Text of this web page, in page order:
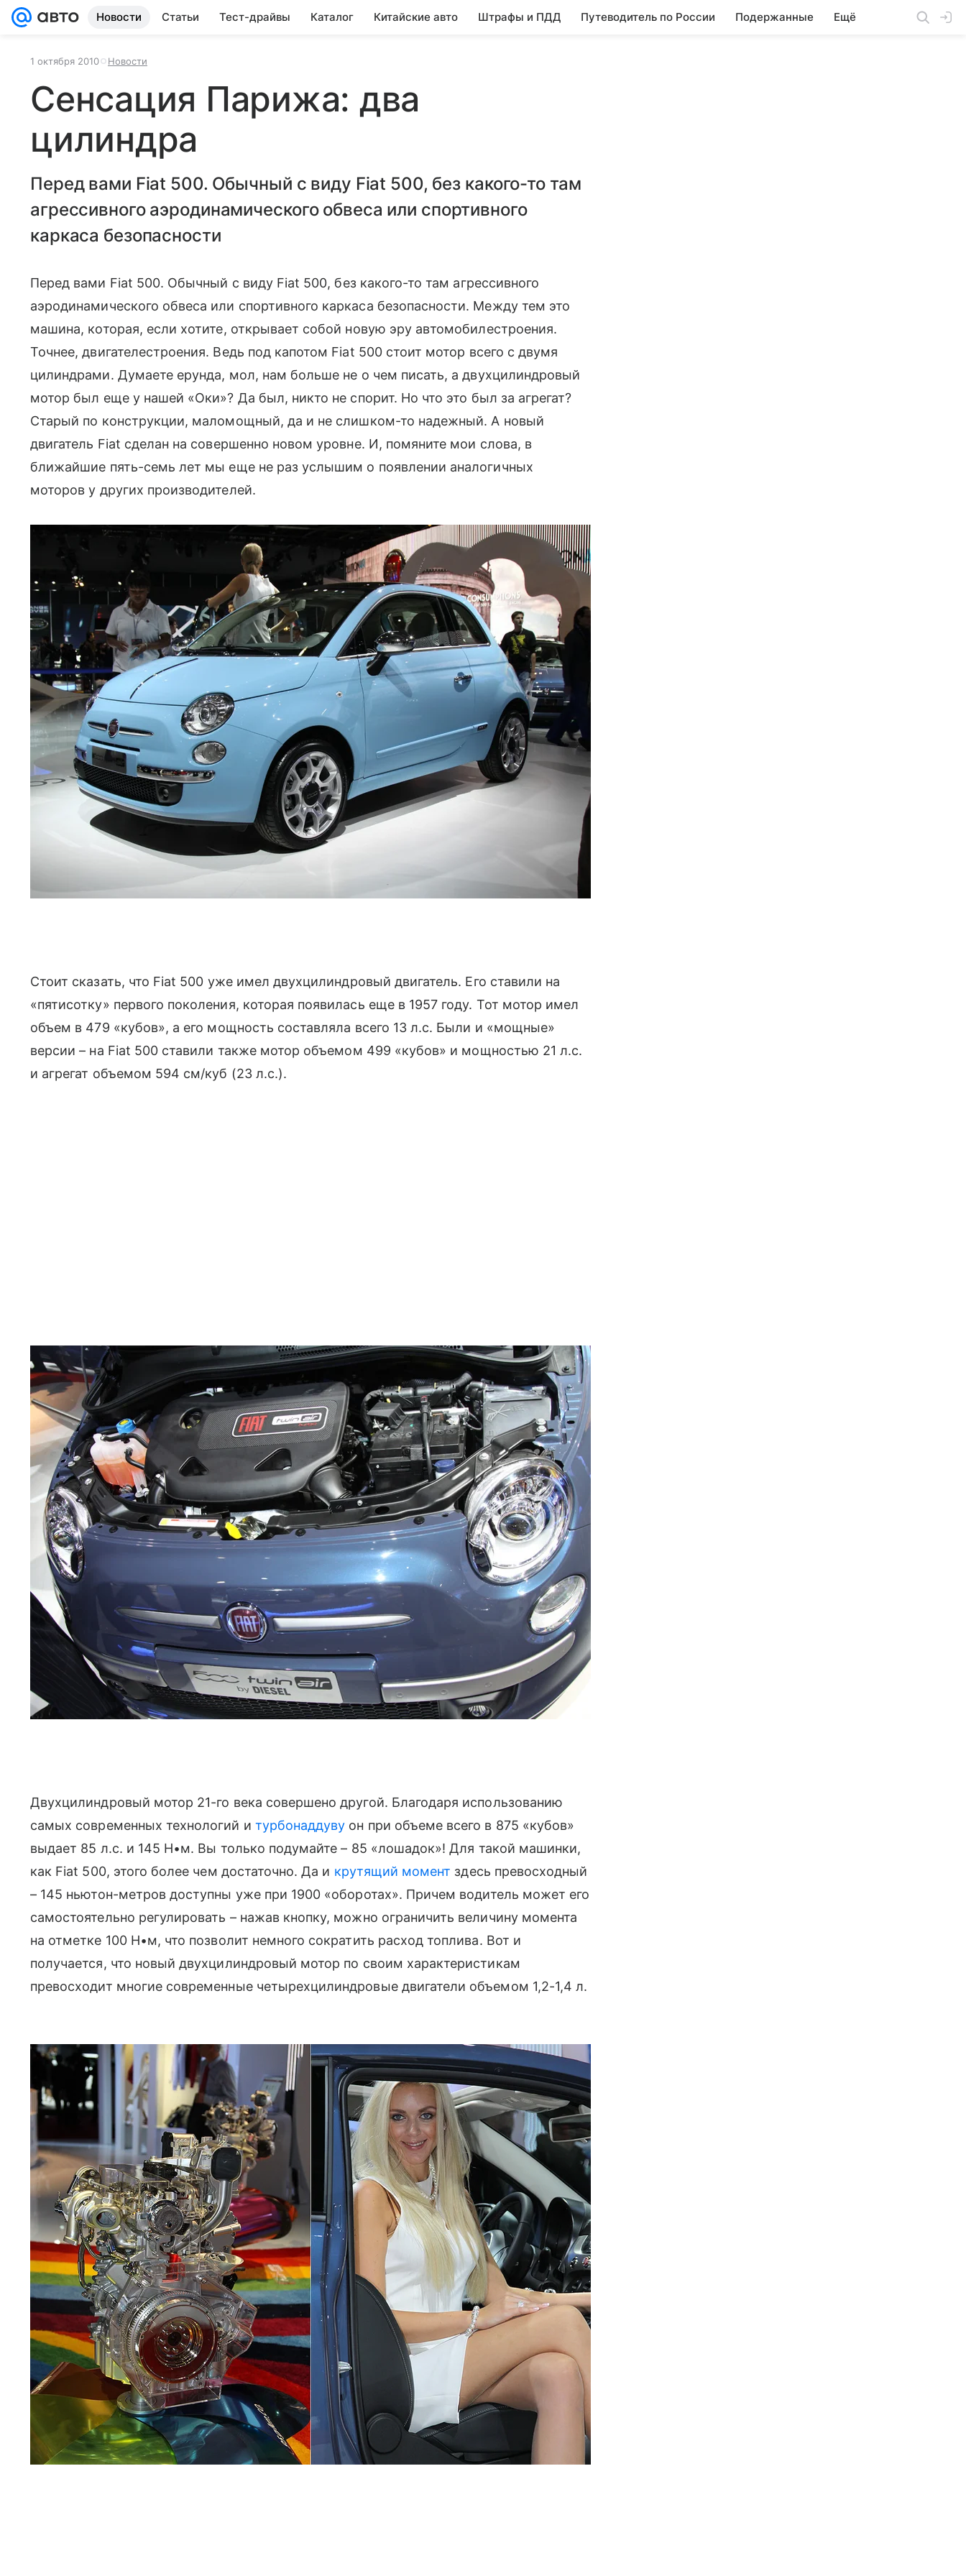
Новости Статьи Тест-драйвы Каталог Китайские авто Штрафы и ПДД Путеводитель по России Подержанные Ещё
1 октября 2010 Новости
Сенсация Парижа: два
цилиндра
Перед вами Fiat 500. Обычный с виду Fiat 500, без какого-то там
агрессивного аэродинамического обвеса или спортивного
каркаса безопасности
Перед вами Fiat 500. Обычный с виду Fiat 500, без какого-то там агрессивного
аэродинамического обвеса или спортивного каркаса безопасности. Между тем это
машина, которая, если хотите, открывает собой новую эру автомобилестроения.
Точнее, двигателестроения. Ведь под капотом Fiat 500 стоит мотор всего с двумя
цилиндрами. Думаете ерунда, мол, нам больше не о чем писать, а двухцилиндровый
мотор был еще у нашей «Оки»? Да был, никто не спорит. Но что это был за агрегат?
Старый по конструкции, маломощный, да и не слишком-то надежный. А новый
двигатель Fiat сделан на совершенно новом уровне. И, помяните мои слова, в
ближайшие пять-семь лет мы еще не раз услышим о появлении аналогичных
моторов у других производителей.
Стоит сказать, что Fiat 500 уже имел двухцилиндровый двигатель. Его ставили на
«пятисотку» первого поколения, которая появилась еще в 1957 году. Тот мотор имел
объем в 479 «кубов», а его мощность составляла всего 13 л.с. Были и «мощные»
версии – на Fiat 500 ставили также мотор объемом 499 «кубов» и мощностью 21 л.с.
и агрегат объемом 594 см/куб (23 л.с.).
Двухцилиндровый мотор 21-го века совершено другой. Благодаря использованию
самых современных технологий и турбонаддуву он при объеме всего в 875 «кубов»
выдает 85 л.с. и 145 Н•м. Вы только подумайте – 85 «лошадок»! Для такой машинки,
как Fiat 500, этого более чем достаточно. Да и крутящий момент здесь превосходный
– 145 ньютон-метров доступны уже при 1900 «оборотах». Причем водитель может его
самостоятельно регулировать – нажав кнопку, можно ограничить величину момента
на отметке 100 Н•м, что позволит немного сократить расход топлива. Вот и
получается, что новый двухцилиндровый мотор по своим характеристикам
превосходит многие современные четырехцилиндровые двигатели объемом 1,2-1,4 л.